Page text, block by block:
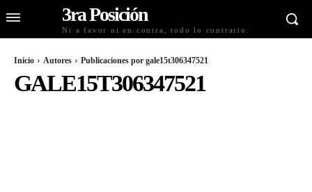
3ra Posición
Ni a favor ni en contra, todo lo contrario.
Inicio Autores Publicaciones por gale15t306347521
GALE15T306347521